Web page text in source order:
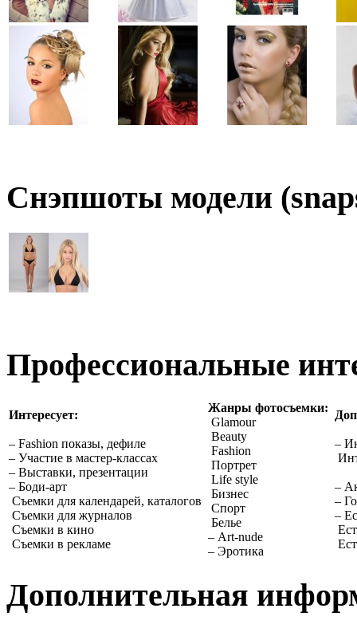
Снэпшоты модели
Профессиональные
Интересует:
– Fashion показы, дефиле
– Участие в мастер-классах
– Выставки, презентации
– Боди-арт
Съемки для календарей, каталогов
Съемки для журналов
Съемки в кино
Съемки в рекламе
Жанры фотосъемки:
Glamour
Beauty
Fashion
Портрет
Life style
Бизнес
Спорт
Белье
– Art-nude
– Эротика
–
–
–
–
Дополнительная